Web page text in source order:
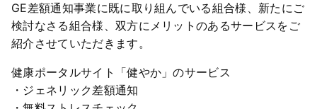
GE差額通知事業に既に取り組んでいる組合様、新たにご
検討なさる組合様、双方にメリットのあるサービスをご
紹介させていただきます。
健康ポータルサイト「健やか」のサービス
・ジェネリック差額通知